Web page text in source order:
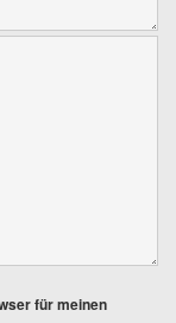
für meinen